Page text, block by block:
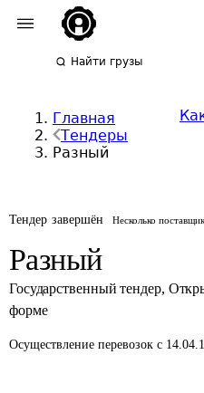
Найти грузы
Главная
Тендеры
Разный
Тендер завершён Несколько
Разный
Государственный тендер,
форме
Осуществление перевозок с